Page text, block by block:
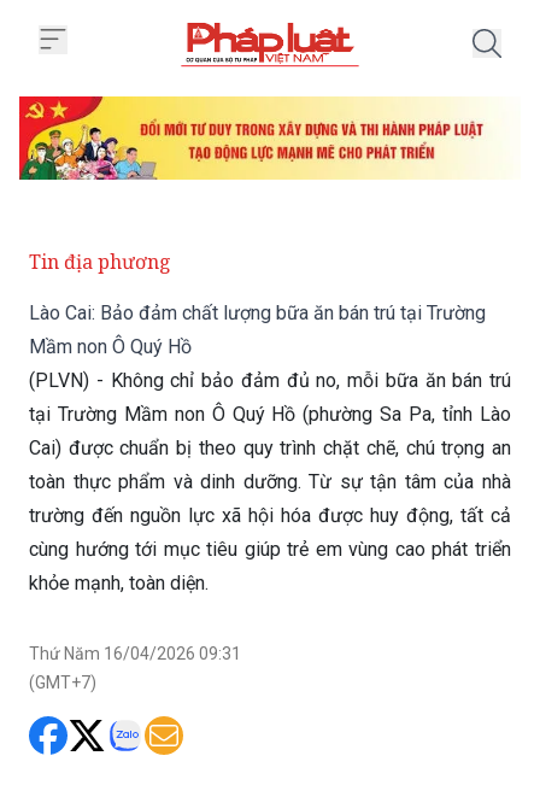
Tin địa phương
Lào Cai: Bảo đảm chất lượng bữa ăn bán trú tại Trường
Mầm non Ô Quý Hồ
(PLVN) - Không chỉ bảo đảm đủ no, mỗi bữa ăn bán trú
tại Trường Mầm non Ô Quý Hồ (phường Sa Pa, tỉnh Lào
Cai) được chuẩn bị theo quy trình chặt chẽ, chú trọng an
toàn thực phẩm và dinh dưỡng. Từ sự tận tâm của nhà
trường đến nguồn lực xã hội hóa được huy động, tất cả
cùng hướng tới mục tiêu giúp trẻ em vùng cao phát triển
khỏe mạnh, toàn diện.
Thứ Năm 16/04/2026 09:31
(GMT+7)